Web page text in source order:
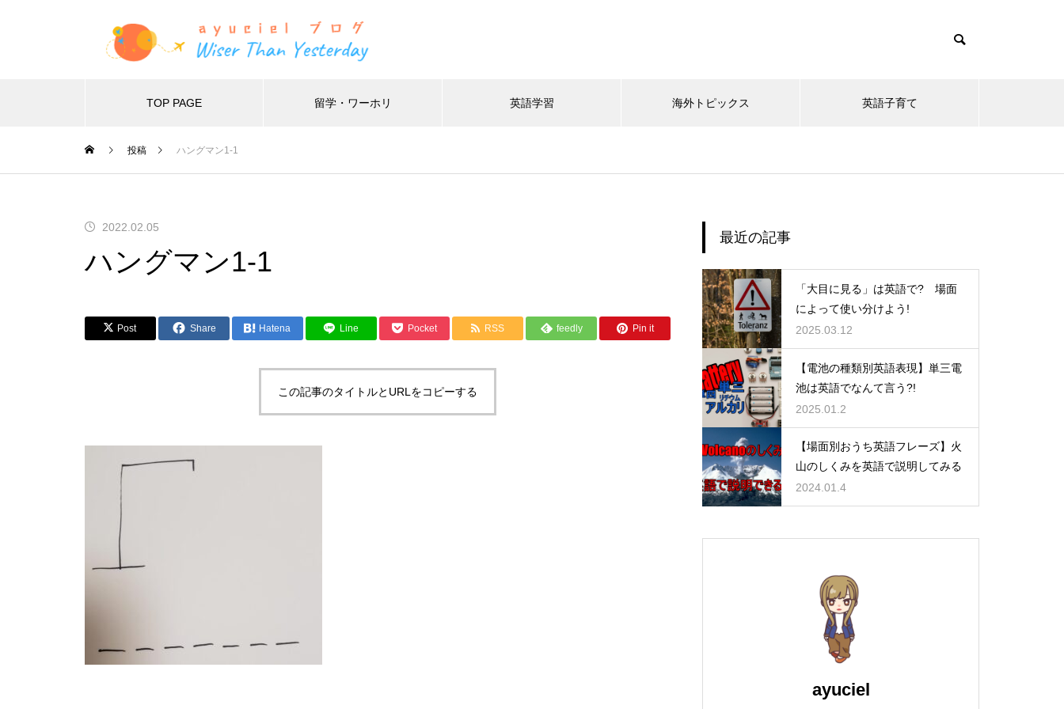
TOP PAGE 留学・ワーホリ 英語学習 海外トピックス 英語子育て
Warning
/home/xs116451/ayuciel.com/public_html/wp-content/themes/muum_tcd085/functions/menu.php
投稿 ハングマン1-1
2022.02.05
ハングマン1-1
Post Share Hatena Line Pocket RSS feedly Pin it
この記事のタイトルとURLをコピーする
最近の記事
「大目に見る」は英語で? 場面
によって使い分けよう!
2025.03.12
【電池の種類別英語表現】単三電
池は英語でなんて言う?!
2025.01.2
【場面別おうち英語フレーズ】火
山のしくみを英語で説明してみる
2024.01.4
ayuciel